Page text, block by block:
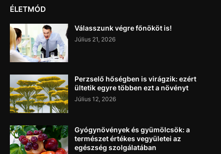
ÉLETMÓD
Válasszunk végre főnököt is!
Július 21, 2026
Perzselő hőségben is virágzik: ezért
ültetik egyre többen ezt a növényt
Július 12, 2026
Gyógynövények és gyümölcsök: a
természet értékes vegyületei az
egészség szolgálatában